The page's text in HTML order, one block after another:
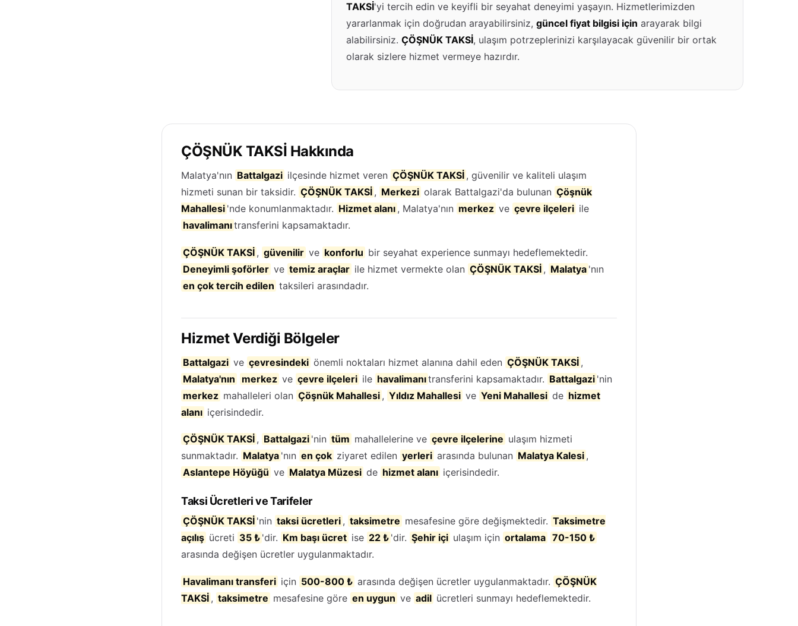
TAKSİ'yi tercih edin ve keyifli bir seyahat deneyimi yaşayın. Hizmetlerimizden
yararlanmak için doğrudan arayabilirsiniz, güncel fiyat bilgisi için arayarak bilgi
alabilirsiniz. ÇÖŞNÜK TAKSİ, ulaşım potrzeplerinizi karşılayacak güvenilir bir ortak
olarak sizlere hizmet vermeye hazırdır.
ÇÖŞNÜK TAKSİ Hakkında
Malatya'nın Battalgazi ilçesinde hizmet veren ÇÖŞNÜK TAKSİ , güvenilir ve kaliteli ulaşım
hizmeti sunan bir taksidir. ÇÖŞNÜK TAKSİ , Merkezi olarak Battalgazi'da bulunan Çöşnük
Mahallesi 'nde konumlanmaktadır. Hizmet alanı , Malatya'nın merkez ve çevre ilçeleri ile
havalimanıtransferini kapsamaktadır.
ÇÖŞNÜK TAKSİ , güvenilir ve konforlu bir seyahat experience sunmayı hedeflemektedir.
Deneyimli şoförler ve temiz araçlar ile hizmet vermekte olan ÇÖŞNÜK TAKSİ , Malatya 'nın
en çok tercih edilen taksileri arasındadır.
Hizmet Verdiği Bölgeler
Battalgazi ve çevresindeki önemli noktaları hizmet alanına dahil eden ÇÖŞNÜK TAKSİ ,
Malatya'nın
merkez ve çevre ilçeleri ile havalimanıtransferini kapsamaktadır. Battalgazi 'nin
merkez mahalleleri olan Çöşnük Mahallesi , Yıldız Mahallesi ve Yeni Mahallesi de hizmet
alanı içerisindedir.
ÇÖŞNÜK TAKSİ , Battalgazi 'nin tüm mahallelerine ve çevre ilçelerine ulaşım hizmeti
sunmaktadır. Malatya 'nın en çok ziyaret edilen yerleri arasında bulunan Malatya Kalesi ,
Aslantepe Höyüğü ve Malatya Müzesi de hizmet alanı içerisindedir.
Taksi Ücretleri ve Tarifeler
ÇÖŞNÜK TAKSİ 'nin taksi ücretleri , taksimetre mesafesine göre değişmektedir. Taksimetre
açılış ücreti 35 ₺ 'dir. Km başı ücret ise 22 ₺ 'dir. Şehir içi ulaşım için ortalama 70-150 ₺
arasında değişen ücretler uygulanmaktadır.
Havalimanı transferi için 500-800 ₺ arasında değişen ücretler uygulanmaktadır. ÇÖŞNÜK
TAKSİ , taksimetre mesafesine göre en uygun ve adil ücretleri sunmayı hedeflemektedir.